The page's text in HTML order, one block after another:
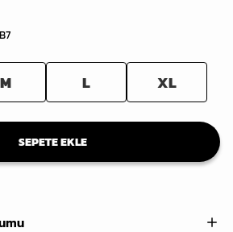
M L XL
SEPETE EKLE